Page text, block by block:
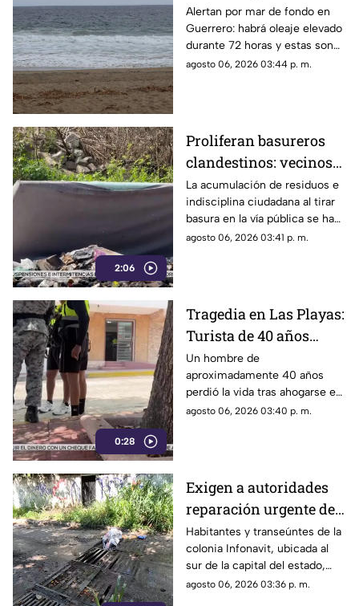
llegará y qué zonas de
Acapulco serán
afectadas?
Alertan por mar de fondo en
Guerrero: habrá oleaje elevado
durante 72 horas y estas son
las zonas de Acapulco con
agosto 06, 2026 03:44 p. m.
2:06
Proliferan basureros
clandestinos: vecinos
exigen conciencia y
sanciones más
estrictas
La acumulación de residuos e
indisciplina ciudadana al tirar
basura en la vía pública se ha
consolidado como un grave
agosto 06, 2026 03:41 p. m.
0:28
Tragedia en Las Playas:
Turista de 40 años
mu3r3 ahogado en la
alberca de un hotel en
Acapulco
Un hombre de
aproximadamente 40 años
perdió la vida tras ahogarse en
la alberca de un hotel del
agosto 06, 2026 03:40 p. m.
Exigen a autoridades
reparación urgente de
alcantarilla en la
colonia Infonavit de
Chilpancingo
Habitantes y transeúntes de la
colonia Infonavit, ubicada al
sur de la capital del estado,
denunciaron la falta de
agosto 06, 2026 03:36 p. m.